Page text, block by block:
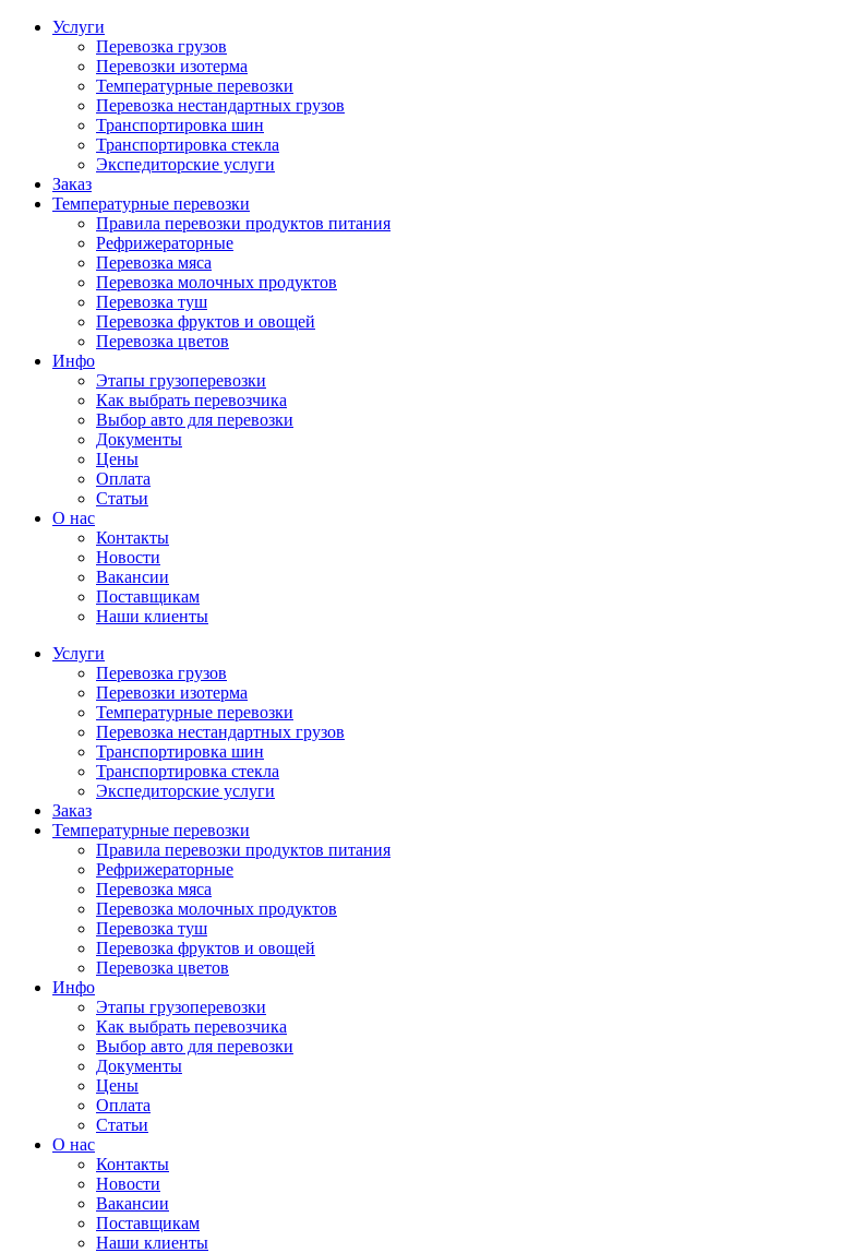
Услуги
Перевозка грузов
Перевозки изотерма
Температурные перевозки
Перевозка нестандартных грузов
Транспортировка шин
Транспортировка стекла
Экспедиторские услуги
Заказ
Температурные перевозки
Правила перевозки продуктов питания
Рефрижераторные
Перевозка мяса
Перевозка молочных продуктов
Перевозка туш
Перевозка фруктов и овощей
Перевозка цветов
Инфо
Этапы грузоперевозки
Как выбрать перевозчика
Выбор авто для перевозки
Документы
Цены
Оплата
Статьи
О нас
Контакты
Новости
Вакансии
Поставщикам
Наши клиенты
Услуги
Перевозка грузов
Перевозки изотерма
Температурные перевозки
Перевозка нестандартных грузов
Транспортировка шин
Транспортировка стекла
Экспедиторские услуги
Заказ
Температурные перевозки
Правила перевозки продуктов питания
Рефрижераторные
Перевозка мяса
Перевозка молочных продуктов
Перевозка туш
Перевозка фруктов и овощей
Перевозка цветов
Инфо
Этапы грузоперевозки
Как выбрать перевозчика
Выбор авто для перевозки
Документы
Цены
Оплата
Статьи
О нас
Контакты
Новости
Вакансии
Поставщикам
Наши клиенты